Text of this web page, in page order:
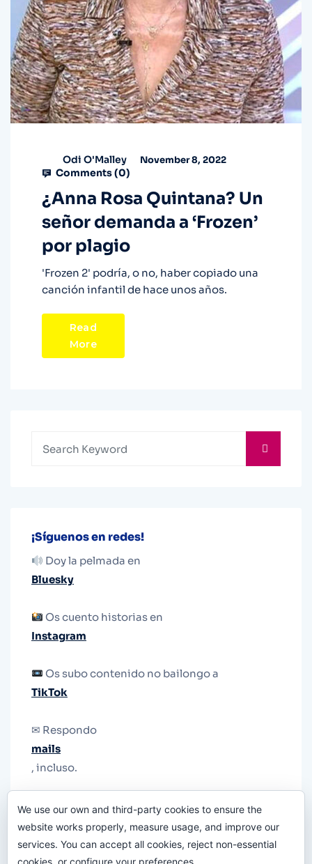
Odi O'Malley November 8, 2022
Comments (0)
¿Anna Rosa Quintana? Un
señor demanda a ‘Frozen’
por plagio
'Frozen 2' podría, o no, haber copiado una
canción infantil de hace unos años.
Read
More
¡Síguenos en redes!
Doy la pelmada en
Bluesky
Os cuento historias en
Instagram
Os subo contenido no bailongo a
TikTok
✉ Respondo
mails
, incluso.
le quiten el teléfono.
We use our own and third-party cookies to ensure the
website works properly, measure usage, and improve our
services. You can accept all cookies, reject non-essential
cookies, or configure your preferences.